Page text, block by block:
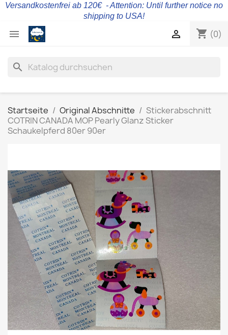
Versandkostenfrei ab 120€ - Attention: Until further notice no
shipping to USA!
 shopping_cart (0)

search
Startseite Original Abschnitte
Stickerabschnitt
COTRIN CANADA MOP Pearly Glanz Sticker
Schaukelpferd 80er 90er